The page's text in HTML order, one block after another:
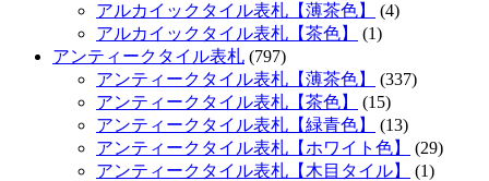
アルカイックタイル表札【薄茶色】
(4)
アルカイックタイル表札【茶色】
(1)
アンティークタイル表札 (797)
アンティークタイル表札【薄茶色】
(337)
アンティークタイル表札【茶色】
(15)
アンティークタイル表札【緑青色】
(13)
アンティークタイル表札【ホワイト色】
(29)
アンティークタイル表札【木目タイル】
(1)